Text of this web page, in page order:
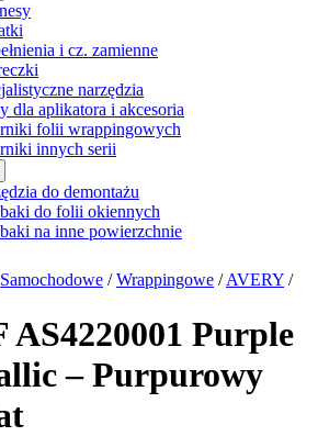
i cz. zamienne
narzędzia
dla aplikatora i akcesoria
folii wrappingowych
innych serii
do demontażu
do folii okiennych
na inne powierzchnie
Samochodowe / Wrappingowe / AVERY /
AS4220001 Purple
– Purpurowy